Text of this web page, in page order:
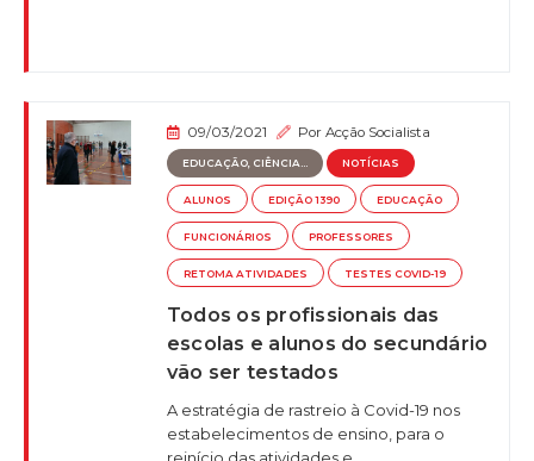
09/03/2021 PorAcção Socialista
EDUCAÇÃO, CIÊNCIA... NOTÍCIAS
ALUNOS EDIÇÃO 1390 EDUCAÇÃO
FUNCIONÁRIOS PROFESSORES
RETOMA ATIVIDADES TESTES COVID-19
Todos os profissionais das
escolas e alunos do secundário
vão ser testados
A estratégia de rastreio à Covid-19 nos
estabelecimentos de ensino, para o